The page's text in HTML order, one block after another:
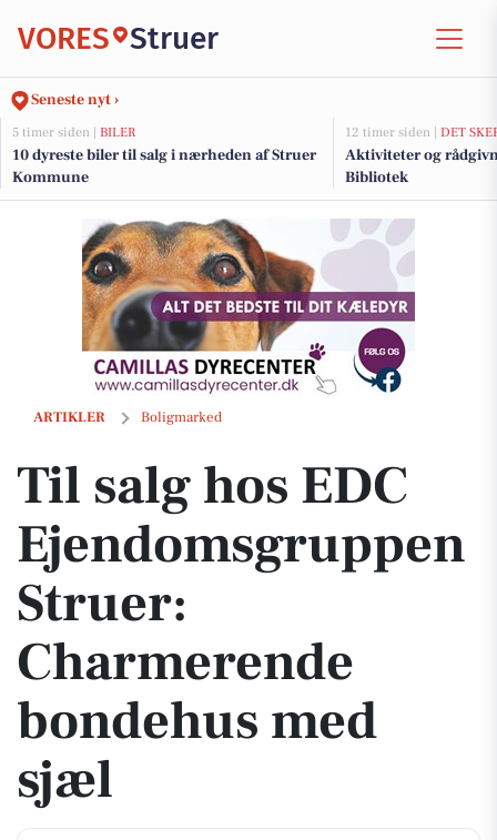
VORES Struer
Seneste nyt ›
5 timer siden | BILER
10 dyreste biler til salg i nærheden af Struer
Kommune
12 timer siden | DET
Aktiviteter og
Bibliotek
ARTIKLER Boligmarked
Til salg hos EDC Ejen­doms­grup­pen Struer: Charmerende bondehus
Til salg hos EDC
Ejen­doms­grup­pen
Struer:
Charmerende
bondehus med
sjæl